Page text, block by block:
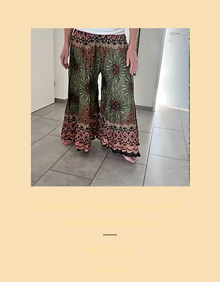
Größe: S-XL, Dieser von
MERLIN passt immer, da er
individuell in der Weite
anpassbar ist mit Bändel zum
Binden. Länge:ca.32cm.
Hergestellt aus hochwertiger
100% Baumwolle mit Metall-
Nieten in Nepal.
Bequeme Palazzo-Hose ‘Ana’
mit breitem Schlag
Preis
49,00 CHF
inkl. MwSt.